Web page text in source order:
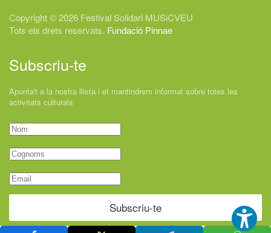
Copyright © 2026 Festival Solidari MUSiCVEU
Tots els drets reservats. Fundació Pinnae
Subscriu-te
Apunta't a la nostra llista i et mantindrem informat sobre totes les
activitats culturals
Subscriu-te